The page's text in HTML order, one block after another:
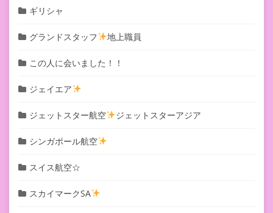
ギリシャ
グランドスタッフ 地上職員
この人に会いました！！
ジェイエア
ジェットスター航空 ジェットスターアジア
シンガポール航空
スイス航空☆
スカイマークSA